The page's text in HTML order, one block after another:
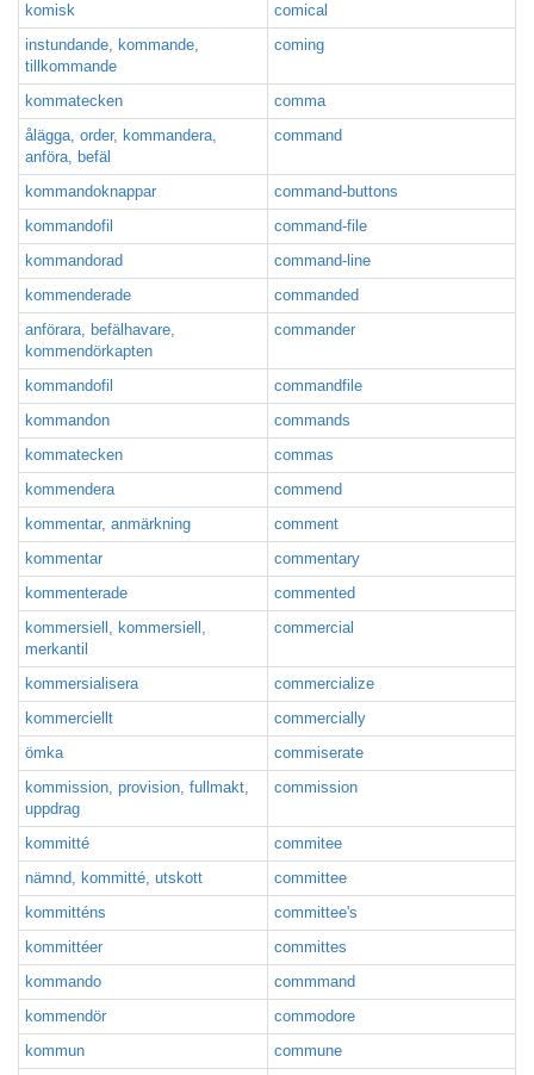
komisk
comical
instundande, kommande,
tillkommande
coming
kommatecken
comma
ålägga, order, kommandera,
anföra, befäl
command
kommandoknappar
command-buttons
kommandofil
command-file
kommandorad
command-line
kommenderade
commanded
anförara, befälhavare,
kommendörkapten
commander
kommandofil
commandfile
kommandon
commands
kommatecken
commas
kommendera
commend
kommentar, anmärkning
comment
kommentar
commentary
kommenterade
commented
kommersiell, kommersiell,
merkantil
commercial
kommersialisera
commercialize
kommerciellt
commercially
ömka
commiserate
kommission, provision, fullmakt,
uppdrag
commission
kommitté
commitee
nämnd, kommitté, utskott
committee
kommitténs
committee's
kommittéer
committes
kommando
commmand
kommendör
commodore
kommun
commune